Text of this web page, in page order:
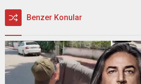
Benzer Konular